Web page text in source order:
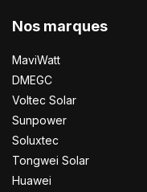
Nos marques
MaviWatt
DMEGC
Voltec Solar
Sunpower
Soluxtec
Tongwei Solar
Huawei